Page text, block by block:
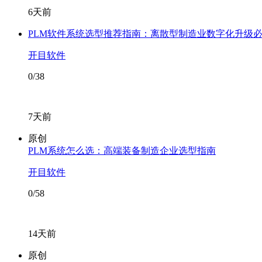
6天前
PLM软件系统选型推荐指南：离散型制造业数字化升级
开目软件
0/38
7天前
原创
PLM系统怎么选：高端装备制造企业选型指南
开目软件
0/58
14天前
原创